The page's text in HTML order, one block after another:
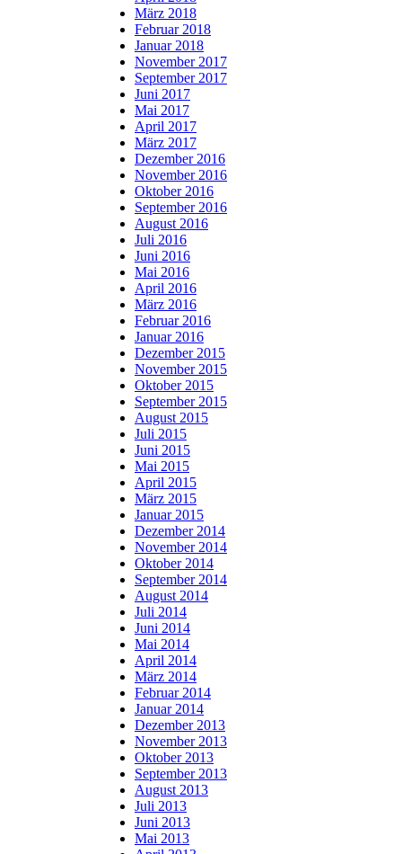
März 2018
Februar 2018
Januar 2018
November 2017
September 2017
Juni 2017
Mai 2017
April 2017
März 2017
Dezember 2016
November 2016
Oktober 2016
September 2016
August 2016
Juli 2016
Juni 2016
Mai 2016
April 2016
März 2016
Februar 2016
Januar 2016
Dezember 2015
November 2015
Oktober 2015
September 2015
August 2015
Juli 2015
Juni 2015
Mai 2015
April 2015
März 2015
Januar 2015
Dezember 2014
November 2014
Oktober 2014
September 2014
August 2014
Juli 2014
Juni 2014
Mai 2014
April 2014
März 2014
Februar 2014
Januar 2014
Dezember 2013
November 2013
Oktober 2013
September 2013
August 2013
Juli 2013
Juni 2013
Mai 2013